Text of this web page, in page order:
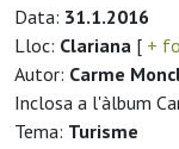
Data: 31.1.2016
Lloc: Clariana [ +
Autor: Carme
Inclosa a l'àlbum
Tema: Turisme